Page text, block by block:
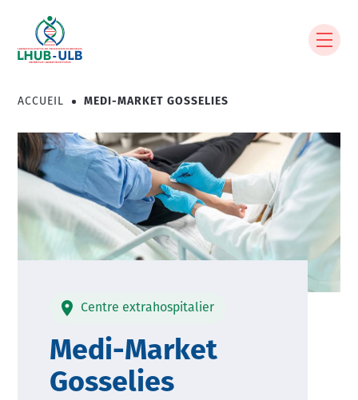
contenu
principal
Fil
d'Ariane
ACCUEIL MEDI-MARKET GOSSELIES
Centre extrahospitalier
Medi-Market
Gosselies
Image